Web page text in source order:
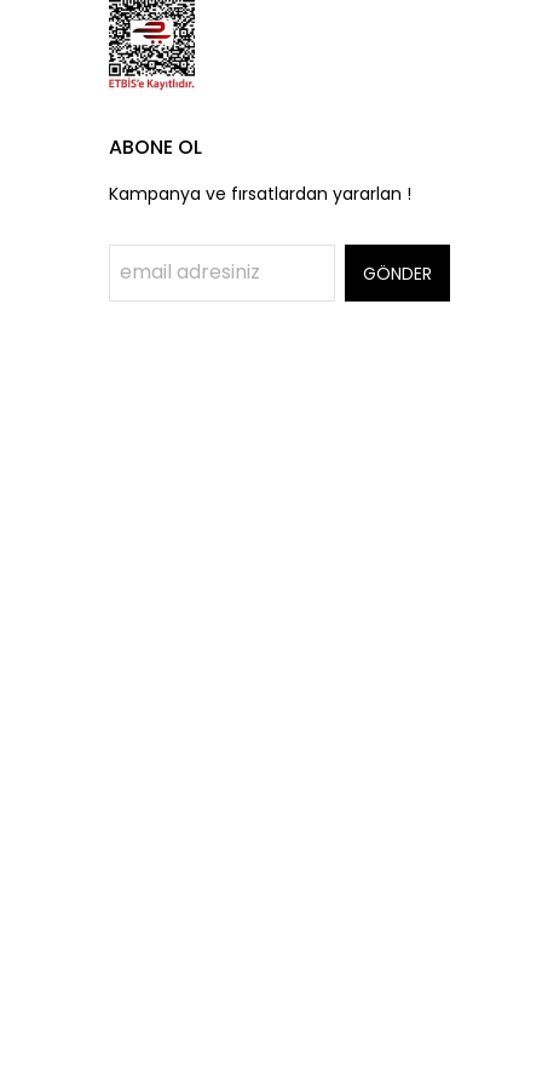
ABONE OL
Kampanya ve fırsatlardan yararlan !
GÖNDER